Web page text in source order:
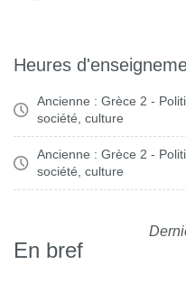
Heures
Ancienne : Grèce 2 -
société, culture
Ancienne : Grèce 2 -
société, culture
En bref